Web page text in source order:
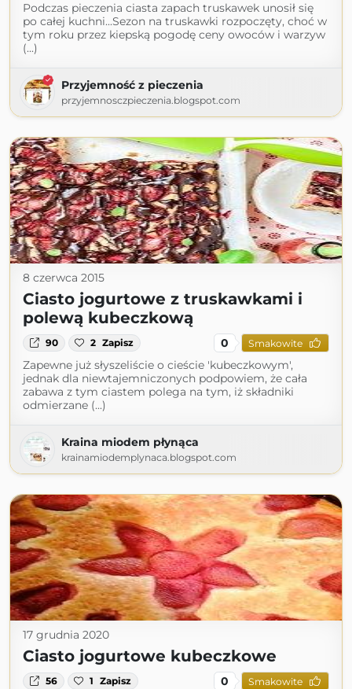
Podczas pieczenia ciasta zapach truskawek unosił się
po całej kuchni...Sezon na truskawki rozpoczęty, choć w
tym roku przez kiepską pogodę ceny owoców i warzyw
(...)
Przyjemność z pieczenia
przyjemnosczpieczenia.blogspot.com
8 czerwca 2015
Ciasto jogurtowe z truskawkami i
polewą kubeczkową
90 2 Zapisz 0 Smakowite
Zapewne już słyszeliście o cieście 'kubeczkowym',
jednak dla niewtajemniczonych podpowiem, że cała
zabawa z tym ciastem polega na tym, iż składniki
odmierzane (...)
Kraina miodem płynąca
krainamiodemplynaca.blogspot.com
17 grudnia 2020
Ciasto jogurtowe kubeczkowe
56 1 Zapisz 0 Smakowite